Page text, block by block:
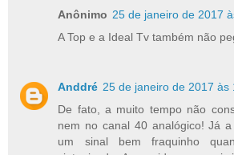
Anônimo 25 de janeiro de 2017
A Top e a Ideal Tv também não
Anddré 25 de janeiro de 2017 às
De fato, a muito tempo não
nem no canal 40 analógico! Já
um sinal bem fraquinho